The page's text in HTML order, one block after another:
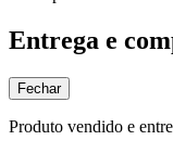
Entrega e
Fechar
Produto vendido e